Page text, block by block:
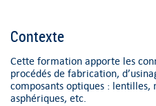
Contexte
Cette formation apporte les
procédés de fabrication,
composants optiques : lentilles,
asphériques, etc.